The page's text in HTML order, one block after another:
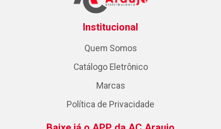
Institucional
Quem Somos
Catálogo Eletrônico
Marcas
Política de Privacidade